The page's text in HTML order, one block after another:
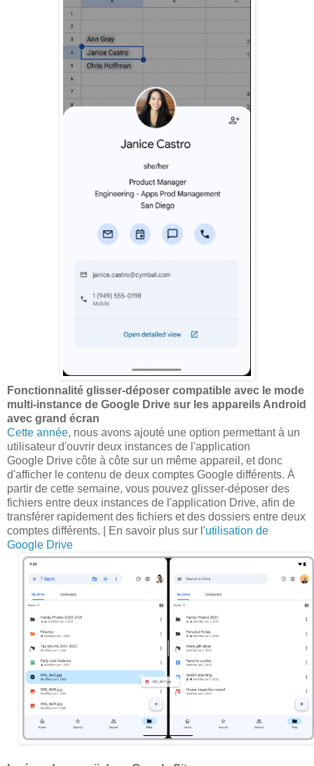
Fonctionnalité glisser-déposer compatible avec le mode
multi-instance de Google Drive sur les appareils Android
avec grand écran
Cette année, nous avons ajouté une option permettant à un
utilisateur d'ouvrir deux instances de l'application
Google Drive côte à côte sur un même appareil, et donc
d'afficher le contenu de deux comptes Google différents. À
partir de cette semaine, vous pouvez glisser-déposer des
fichiers entre deux instances de l'application Drive, afin de
transférer rapidement des fichiers et des dossiers entre deux
comptes différents. | En savoir plus sur l'utilisation de
Google Drive